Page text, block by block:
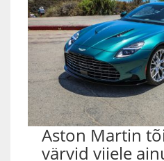
Aston Martin
värvid viiele